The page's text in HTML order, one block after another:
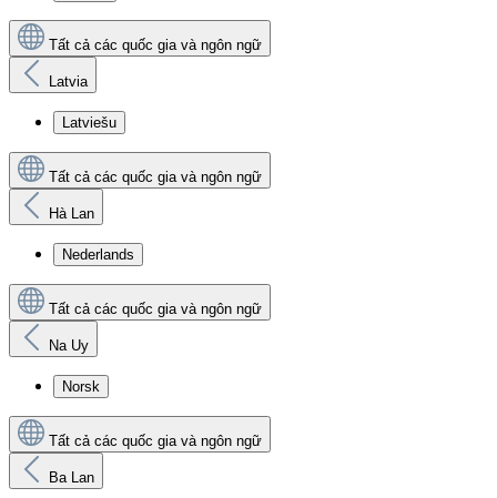
Tất cả các quốc gia và ngôn ngữ
Latvia
Latviešu
Tất cả các quốc gia và ngôn ngữ
Hà Lan
Nederlands
Tất cả các quốc gia và ngôn ngữ
Na Uy
Norsk
Tất cả các quốc gia và ngôn ngữ
Ba Lan